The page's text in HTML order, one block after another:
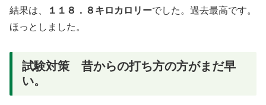
結果は、 １１８．８キロカロリーでした。過去最高です。
ほっとしました。
試験対策 昔からの打ち方の方がまだ早
い。